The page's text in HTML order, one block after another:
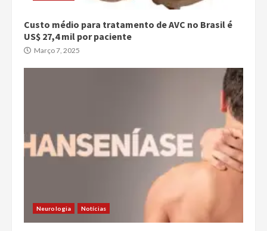
Custo médio para tratamento de AVC no Brasil é
US$ 27,4 mil por paciente
Março 7, 2025
Neurologia Notícias